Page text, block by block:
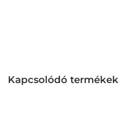
Kapcsolódó termékek